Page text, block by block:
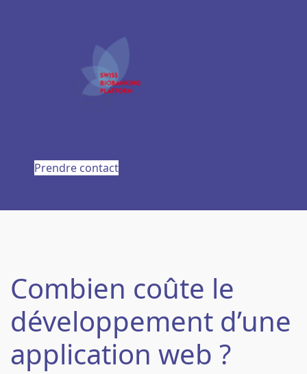
Prendre contact
Combien coûte le
développement d’une
application web ?